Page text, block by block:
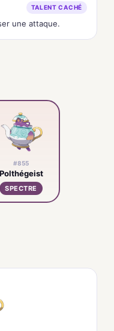
TALENT CACHÉ
une attaque.
#855
Polthégeist
SPECTRE